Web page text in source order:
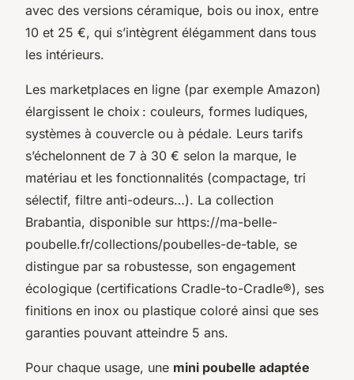
avec des versions céramique, bois ou inox, entre
10 et 25 €, qui s’intègrent élégamment dans tous
les intérieurs.
Les marketplaces en ligne (par exemple Amazon)
élargissent le choix : couleurs, formes ludiques,
systèmes à couvercle ou à pédale. Leurs tarifs
s’échelonnent de 7 à 30 € selon la marque, le
matériau et les fonctionnalités (compactage, tri
sélectif, filtre anti-odeurs…). La collection
Brabantia, disponible sur https://ma-belle-
poubelle.fr/collections/poubelles-de-table, se
distingue par sa robustesse, son engagement
écologique (certifications Cradle-to-Cradle®), ses
finitions en inox ou plastique coloré ainsi que ses
garanties pouvant atteindre 5 ans.
Pour chaque usage, une mini poubelle adaptée